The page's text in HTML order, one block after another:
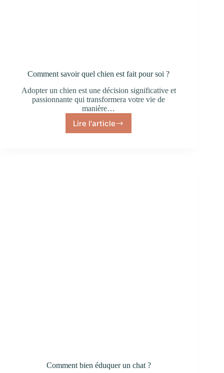
Comment savoir quel chien est fait pour soi ?
Adopter un chien est une décision significative et
passionnante qui transformera votre vie de
manière…
Lire l'article
Comment bien éduquer un chat ?